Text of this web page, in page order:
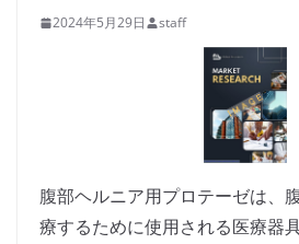
2024年5月29日 staff
腹部ヘルニア用プロテーゼは、
療するために使用される医療器